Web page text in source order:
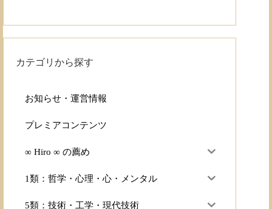
カテゴリから探す
お知らせ・運営情報
プレミアコンテンツ
∞ Hiro ∞ の薦め
1類：哲学・心理・心・メンタル
5類：技術・工学・現代技術